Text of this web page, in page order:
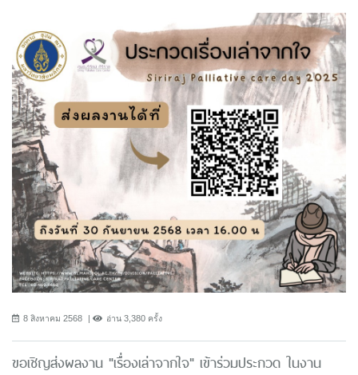
8 สิงหาคม 2568 อ่าน 3,380 ครั้ง
ขอเชิญส่งผลงาน "เรื่องเล่าจากใจ" เข้าร่วมประกวด ในงาน